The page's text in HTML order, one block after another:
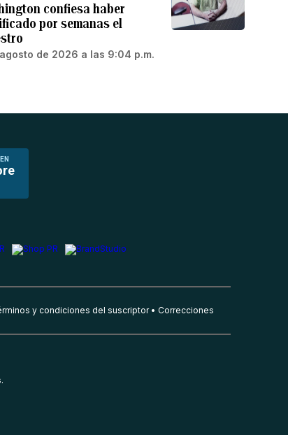
confiesa haber
por semanas el
de 2026 a las 9:04 p.m.
y condiciones del suscriptor Correcciones